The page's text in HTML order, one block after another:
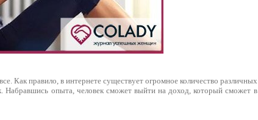
Как правило, в интернете существует огромное количество различных
Набравшись опыта, человек сможет выйти на доход, который сможет в